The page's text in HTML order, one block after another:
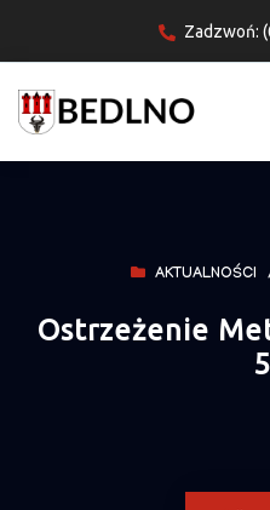
Zadzwoń:
AKTUALNOŚCI
Ostrzeżenie